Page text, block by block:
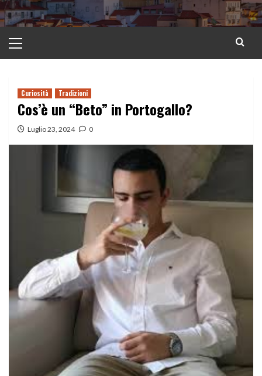
principale
Curiosità Tradizioni
Cos’è un “Beto” in Portogallo?
Luglio 23, 2024 0